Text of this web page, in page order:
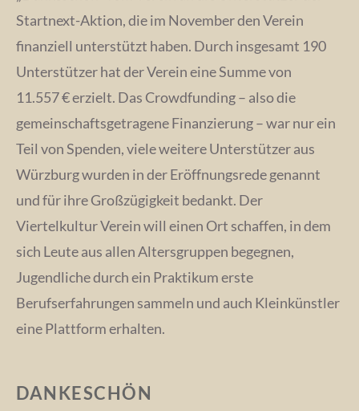
Startnext-Aktion, die im November den Verein
finanziell unterstützt haben. Durch insgesamt 190
Unterstützer hat der Verein eine Summe von
11.557 € erzielt. Das Crowdfunding – also die
gemeinschaftsgetragene Finanzierung – war nur ein
Teil von Spenden, viele weitere Unterstützer aus
Würzburg wurden in der Eröffnungsrede genannt
und für ihre Großzügigkeit bedankt. Der
Viertelkultur Verein will einen Ort schaffen, in dem
sich Leute aus allen Altersgruppen begegnen,
Jugendliche durch ein Praktikum erste
Berufserfahrungen sammeln und auch Kleinkünstler
eine Plattform erhalten.
DANKESCHÖN